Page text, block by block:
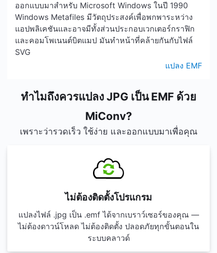
ออกแบบมาสำหรับ Microsoft Windows ในปี 1990
Windows Metafiles มีวัตถุประสงค์เพื่อพกพาระหว่าง
แอปพลิเคชันและอาจมีทั้งส่วนประกอบเวกเตอร์กราฟิก
และคอมโพเนนต์บิตแมป มันทำหน้าที่คล้ายกันกับไฟล์
SVG
แปลง EMF
ทำไมถึงควรแปลง JPG เป็น EMF ด้วย
MiConv?
เพราะว่ารวดเร็ว ใช้ง่าย และออกแบบมาเพื่อคุณ
ไม่ต้องติดตั้งโปรแกรม
แปลงไฟล์ .jpg เป็น .emf ได้จากเบราว์เซอร์ของคุณ —
ไม่ต้องดาวน์โหลด ไม่ต้องติดตั้ง ปลอดภัยทุกขั้นตอนใน
ระบบคลาวด์